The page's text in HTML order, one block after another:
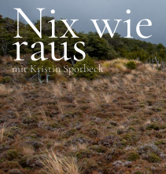
Nix wie
raus
mit Kristin Sporbeck